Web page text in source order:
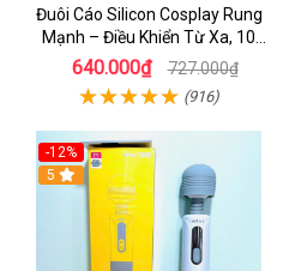
Đuôi Cáo Silicon Cosplay Rung
Mạnh – Điều Khiển Từ Xa, 10
Chế Độ Cực Kích Thích
640.000₫ 727.000₫
(916)
-12%
5